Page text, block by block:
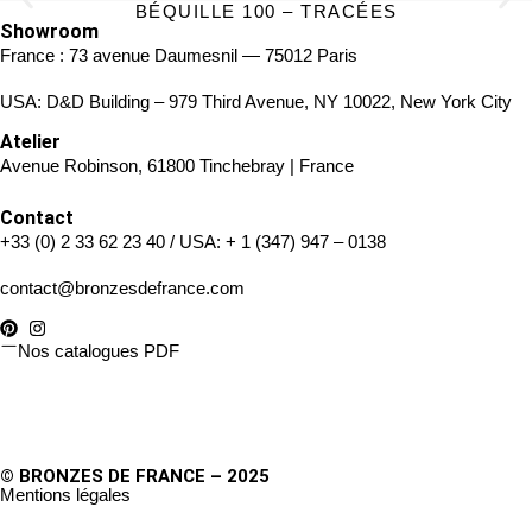
BÉQUILLE 100 – TRACÉES
Showroom
France : 73 avenue Daumesnil — 75012 Paris
USA: D&D Building – 979 Third Avenue, NY 10022, New York City
Atelier
Avenue Robinson, 61800 Tinchebray | France
Contact
+33 (0) 2 33 62 23 40 / USA: + 1 (347) 947 – 0138
contact@bronzesdefrance.com
Nos catalogues PDF
© BRONZES DE FRANCE – 2025
Mentions légales